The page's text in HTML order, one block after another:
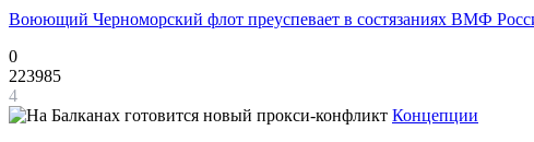
Воюющий Черноморский флот преуспевает в состязаниях ВМФ
0
223985
4
Концепции